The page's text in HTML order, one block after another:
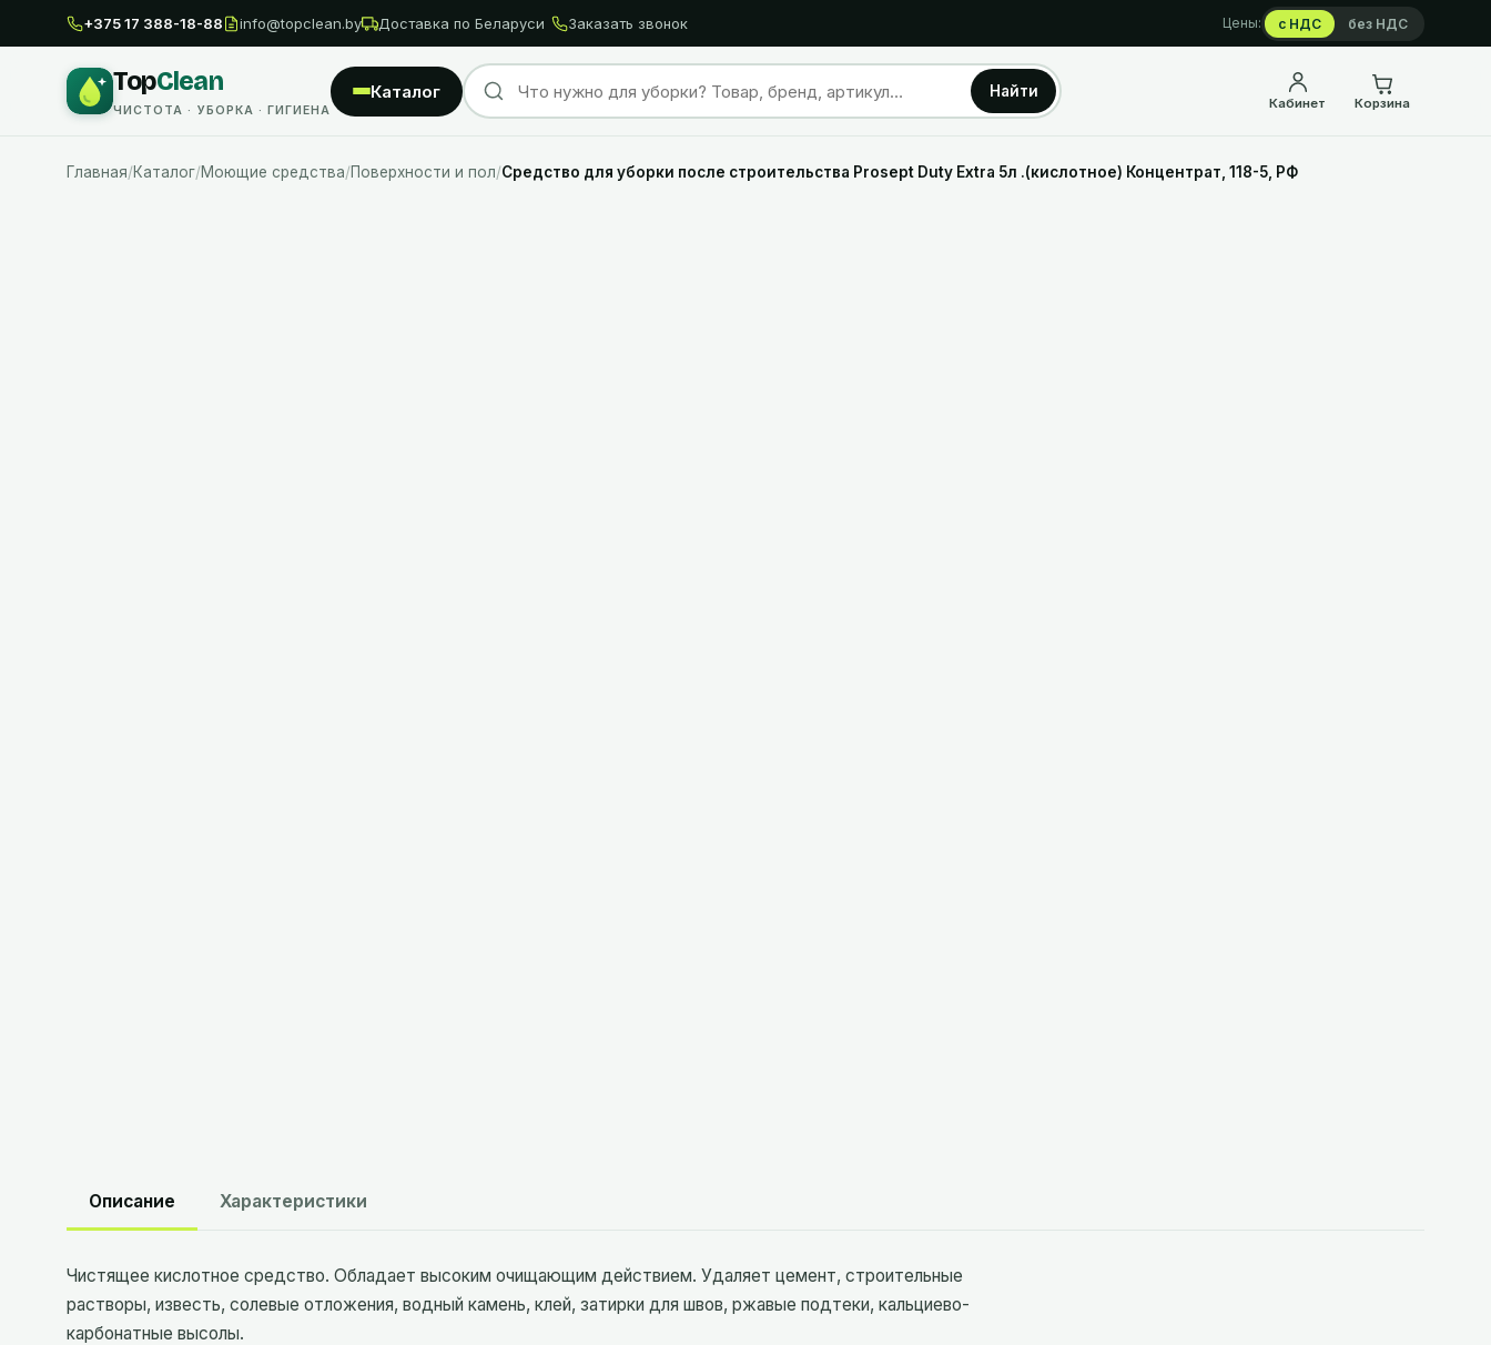
+375 17 388-18-88 info@topclean.by Доставка по Беларуси Заказать звонок Цены: с НДС без НДС
TopClean
ЧИСТОТА · УБОРКА · ГИГИЕНА
Каталог Найти
Кабинет Корзина
Главная/Каталог/Моющие средства/Поверхности и пол/Средство для уборки после строительства Prosept Duty Extra 5л .(кислотное) Концентрат, 118-5, РФ
Описание Характеристики
Чистящее кислотное средство. Обладает высоким очищающим действием. Удаляет цемент, строительные
растворы, известь, солевые отложения, водный камень, клей, затирки для швов, ржавые подтеки, кальциево-
карбонатные высолы.